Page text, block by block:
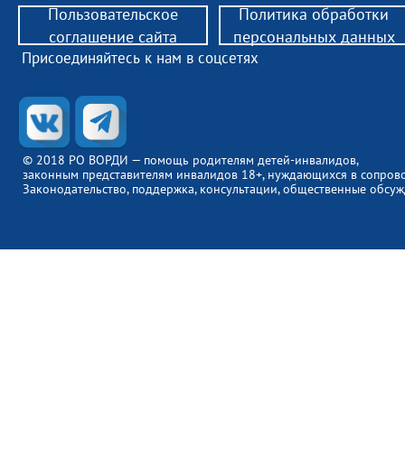
© 2018 РО ВОРДИ — помощь родителям детей-инвалидов,
законным представителям инвалидов 18+, нуждающихся в
Законодательство, поддержка, консультации, общественные
Присоединяйтесь к нам в соцсетях
Пользовательское
соглашение сайта
Политика обработки
персональных данных